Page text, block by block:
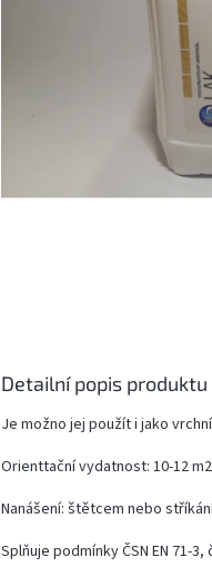
Detailní popis produktu
Je možno jej použít i jako
Orienttační vydatnost: 10-12
Nanášení: štětcem nebo
Splňuje podmínky ČSN EN 71-